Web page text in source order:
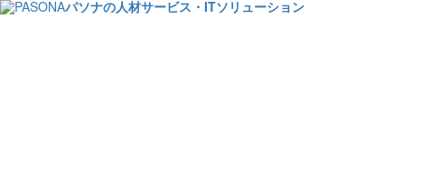
パソナの人材サービス・ITソリューション